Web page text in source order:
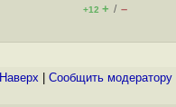
+12 + / –
Наверх Cообщить модератору